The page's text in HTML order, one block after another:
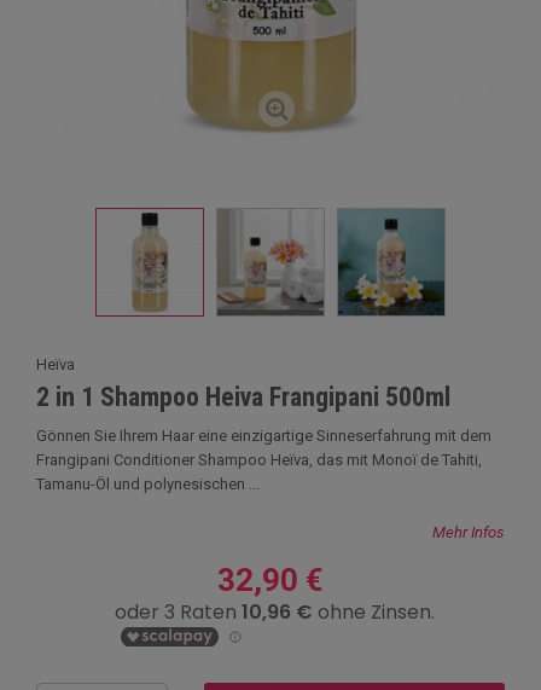
Heïva
2 in 1 Shampoo Heiva Frangipani 500ml
Gönnen Sie Ihrem Haar eine einzigartige Sinneserfahrung mit dem
Frangipani Conditioner Shampoo Heïva, das mit Monoï de Tahiti,
Tamanu-Öl und polynesischen ...
Mehr Infos
32,90 €